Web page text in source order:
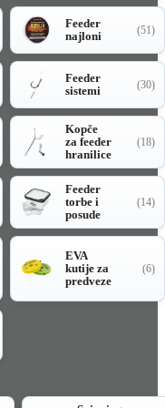
Feeder
najloni
(51)
Feeder
sistemi
(30)
Kopče
za feeder
hranilice
(18)
Feeder
torbe i
posude
(14)
EVA
kutije za
predveze
(6)